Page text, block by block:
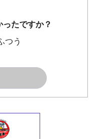
たですか？
つう